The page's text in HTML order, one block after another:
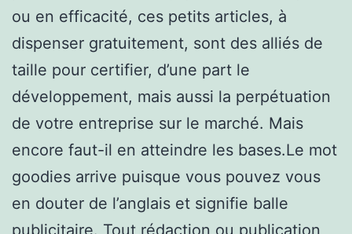
ou en efficacité, ces petits articles, à
dispenser gratuitement, sont des alliés de
taille pour certifier, d’une part le
développement, mais aussi la perpétuation
de votre entreprise sur le marché. Mais
encore faut-il en atteindre les bases.Le mot
goodies arrive puisque vous pouvez vous
en douter de l’anglais et signifie balle
publicitaire. Tout rédaction ou publication